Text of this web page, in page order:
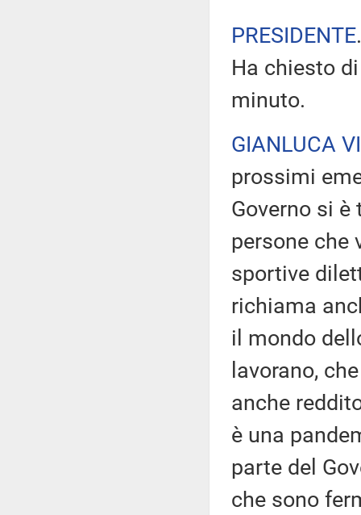
PRESIDENTE
Ha chiesto
minuto.
GIANLUCA
prossimi
Governo si
persone che
sportive
richiama
il mondo
lavorano,
anche
è una
parte del
che sono